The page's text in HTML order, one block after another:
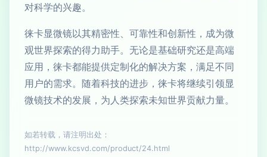
对科学的兴趣。
徕卡显微镜以其精密性、可靠性和创新性，成为微
观世界探索的得力助手。无论是基础研究还是高端
应用，徕卡都能提供定制化的解决方案，满足不同
用户的需求。随着科技的进步，徕卡将继续引领显
微镜技术的发展，为人类探索未知世界贡献力量。
如若转载，请注明出处：
http://www.kcsvd.com/product/24.html